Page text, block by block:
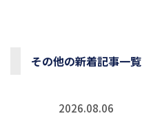
その他の新着記事一覧
2026.08.06